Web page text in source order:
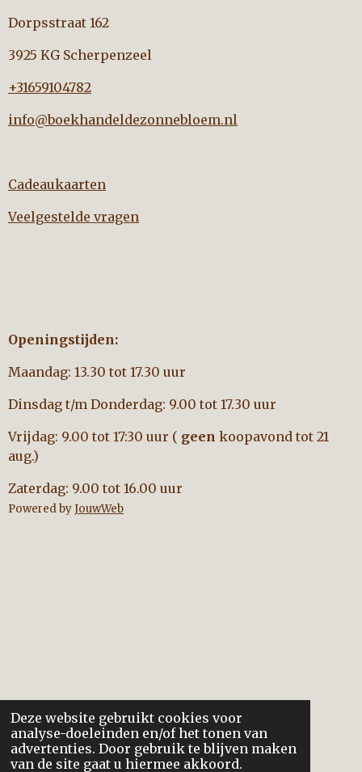
Deze website gebruikt cookies voor
analyse-doeleinden en/of het tonen van
advertenties. Door gebruik te blijven maken
van de site gaat u hiermee akkoord.
Dorpsstraat 162
3925 KG Scherpenzeel
+31659104782
info@boekhandeldezonnebloem.nl
Cadeaukaarten
Veelgestelde vragen
Openingstijden:
Maandag: 13.30 tot 17.30 uur
Dinsdag t/m Donderdag: 9.00 tot 17.30 uur
Vrijdag: 9.00 tot 17:30 uur ( geen koopavond tot 21
aug.)
Zaterdag: 9.00 tot 16.00 uur
Powered byJouwWeb